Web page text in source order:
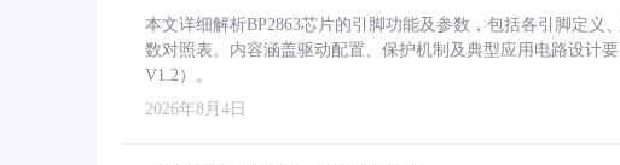
本文详细解析BP2863芯片的引脚功能及参数，包括各引脚定
数对照表。内容涵盖驱动配置、保护机制及典型应用电路设计
V1.2）。
2026年8月4日